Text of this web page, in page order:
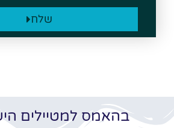
שלח
בהאמס למטיילים